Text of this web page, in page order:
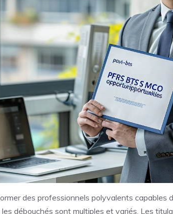
des professionnels polyvalents capables
débouchés sont multiples et variés. Les